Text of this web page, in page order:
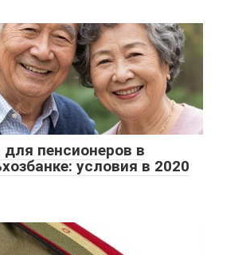
для пенсионеров в
условия в 2020